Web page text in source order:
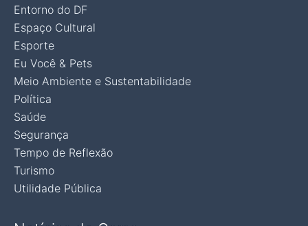
Entorno do DF
Espaço Cultural
Esporte
Eu Você & Pets
Meio Ambiente e Sustentabilidade
Política
Saúde
Segurança
Tempo de Reflexão
Turismo
Utilidade Pública